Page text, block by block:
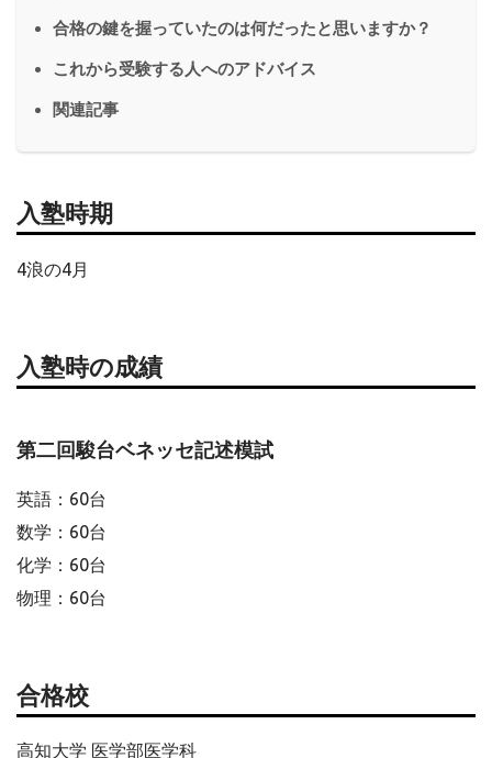
合格の鍵を握っていたのは何だったと思いますか？
これから受験する人へのアドバイス
関連記事
入塾時期
4浪の4月
入塾時の成績
第二回駿台ベネッセ記述模試
英語：60台
数学：60台
化学：60台
物理：60台
合格校
高知大学 医学部医学科